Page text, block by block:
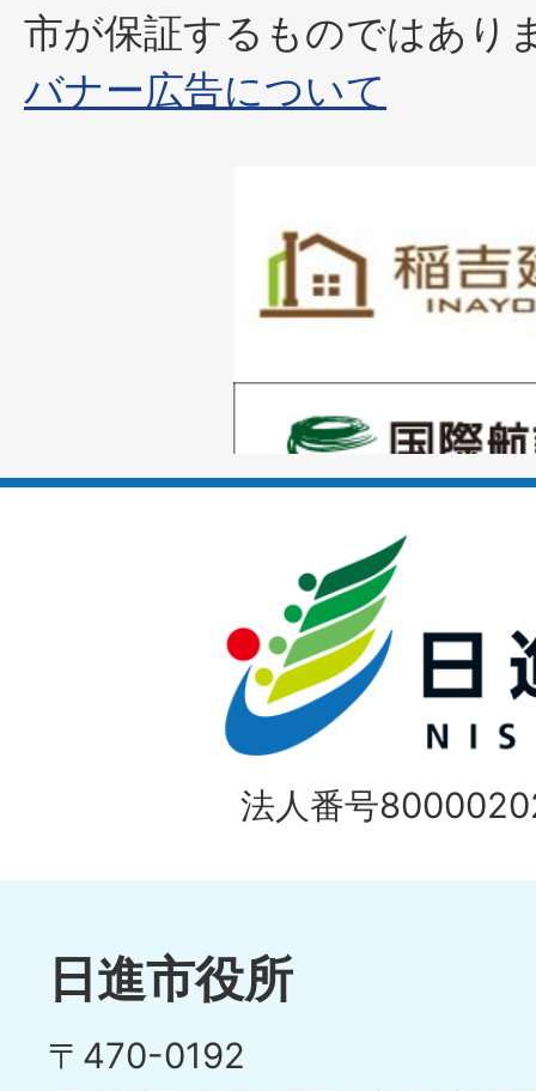
市が保証するものではあり
バナー広告について
枚
目
ラ
枚
ス
ラ
イ
ド
1
枚
目
の
イ
目
の
ス
法人番号
日進市役所
〒470-0192